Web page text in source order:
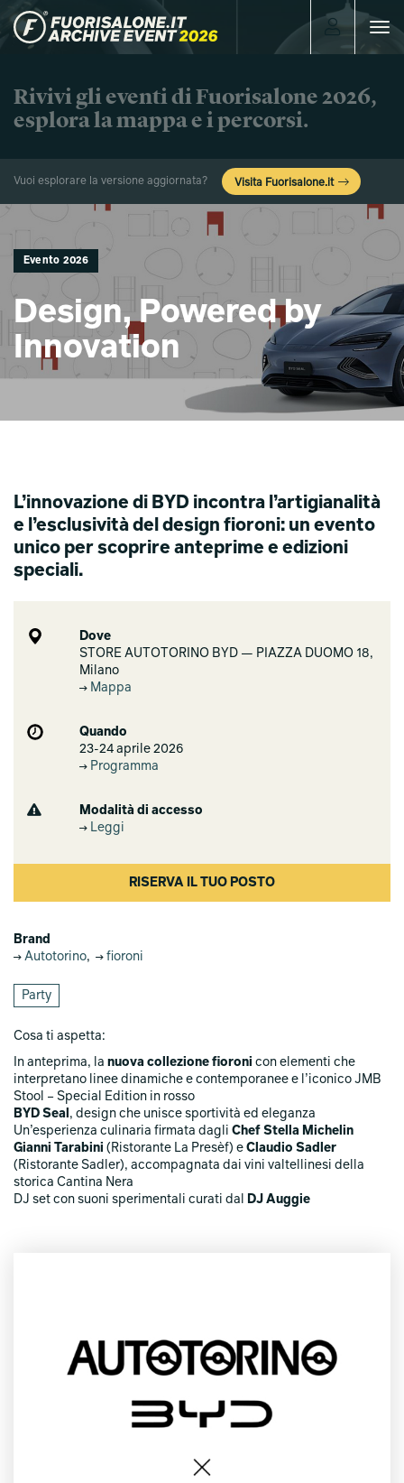
Toggle
Rivivi gli eventi di Fuorisalone 2026,
esplora la mappa e i percorsi.
Vuoi esplorare la versione aggiornata? Visita Fuorisalone.it
Evento 2026
Design, Powered by
Innovation
L’innovazione di BYD incontra l’artigianalità
e l’esclusività del design fioroni: un evento
unico per scoprire anteprime e edizioni
speciali.
Dove
STORE AUTOTORINO BYD — PIAZZA DUOMO 18,
Milano
Mappa
Quando
23-24 aprile 2026
Programma
Modalità di accesso
Leggi
RISERVA IL TUO POSTO
Brand
Autotorino, fioroni
Party
Cosa ti aspetta:
In anteprima, la nuova collezione fioroni con elementi che
interpretano linee dinamiche e contemporanee e l’iconico JMB
Stool – Special Edition in rosso
BYD Seal , design che unisce sportività ed eleganza
Un’esperienza culinaria firmata dagli Chef Stella Michelin
Gianni Tarabini (Ristorante La Presèf) e Claudio Sadler
(Ristorante Sadler), accompagnata dai vini valtellinesi della
storica Cantina Nera
DJ set con suoni sperimentali curati dal
DJ Auggie